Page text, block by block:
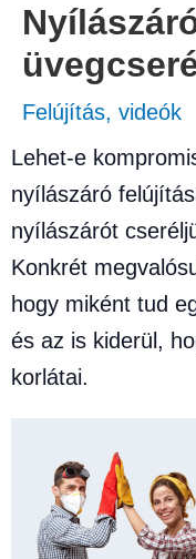
Felújítás, videók
Lehet-e
nyílászáró
nyílászárót
Konkrét
hogy miként tud
és az is kiderül,
korlátai.